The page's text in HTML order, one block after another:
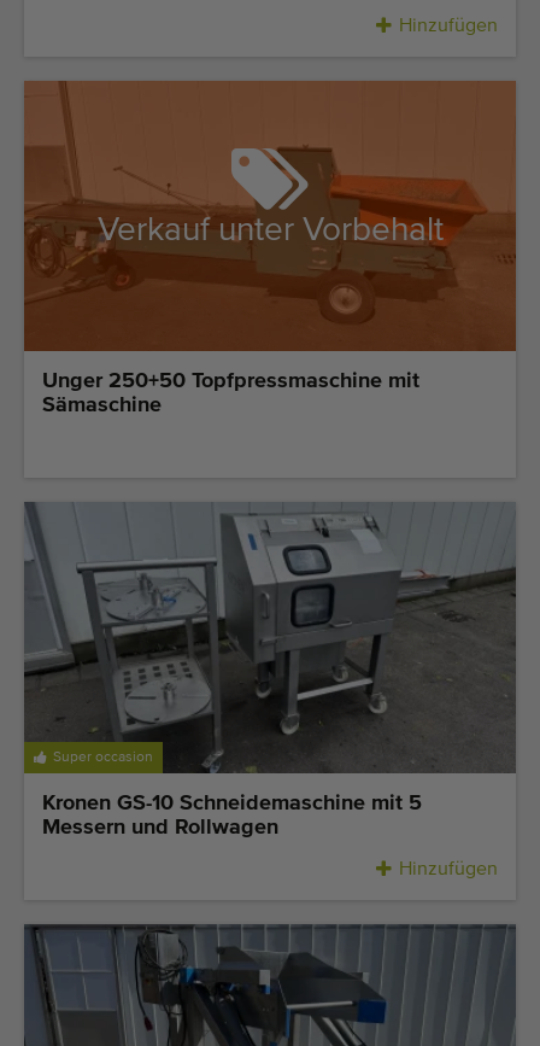
Hinzufügen
Verkauf unter Vorbehalt
Unger 250+50 Topfpressmaschine mit
Sämaschine
Super occasion
Kronen GS-10 Schneidemaschine mit 5
Messern und Rollwagen
Hinzufügen